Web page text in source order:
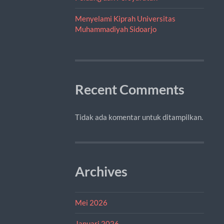
Menyelami Kiprah Universitas
Muhammadiyah Sidoarjo
Recent Comments
Tidak ada komentar untuk ditampilkan.
Archives
Mei 2026